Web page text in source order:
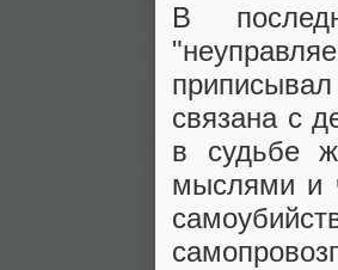
В
связана с
в судьбе
мыслями и